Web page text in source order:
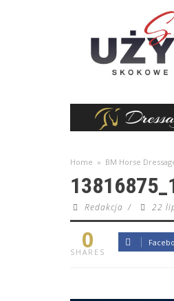
Home » BM Horse
Redakcja / 22
0
SHARES